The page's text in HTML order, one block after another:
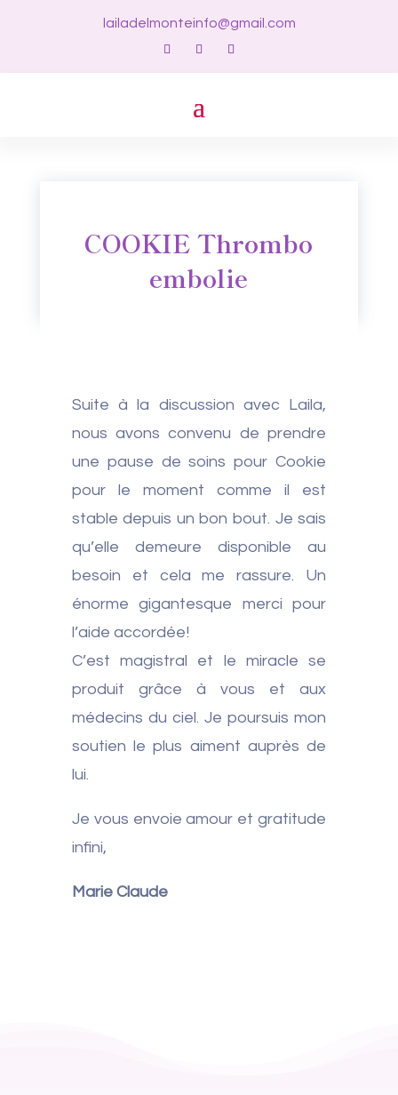
lailadelmonteinfo@gmail.com
COOKIE Thrombo
embolie
Suite à la discussion avec Laila,
nous avons convenu de prendre
une pause de soins pour Cookie
pour le moment comme il est
stable depuis un bon bout. Je sais
qu’elle demeure disponible au
besoin et cela me rassure. Un
énorme gigantesque merci pour
l’aide accordée!
C’est magistral et le miracle se
produit grâce à vous et aux
médecins du ciel. Je poursuis mon
soutien le plus aiment auprès de
lui.
Je vous envoie amour et gratitude
infini,
Marie Claude